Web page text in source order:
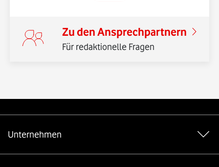
Zu den Ansprechpartnern
Für redaktionelle Fragen
Unternehmen